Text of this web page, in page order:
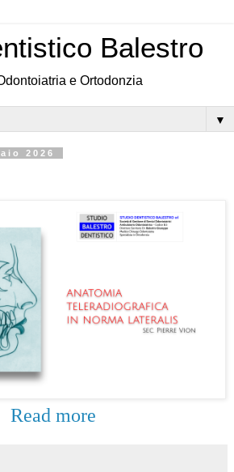
Balestro
e Ortodonzia
▼
2026
Read more